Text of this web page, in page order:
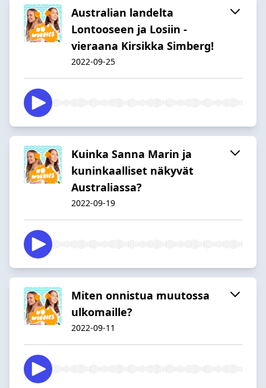
Australian landelta
Lontooseen ja Losiin -
vieraana Kirsikka Simberg!
2022-09-25
Kuinka Sanna Marin ja
kuninkaalliset näkyvät
Australiassa?
2022-09-19
Miten onnistua muutossa
ulkomaille?
2022-09-11